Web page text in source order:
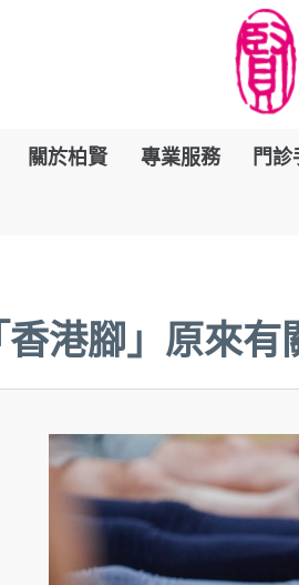
關於柏賢 專業服務 門診
香港腳」原來有